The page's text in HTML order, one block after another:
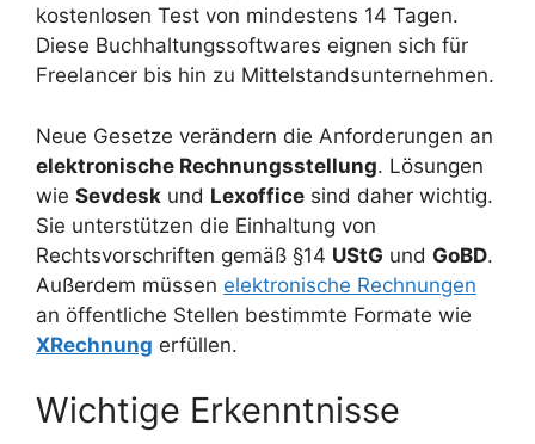
kostenlosen Test von mindestens 14 Tagen.
Diese Buchhaltungssoftwares eignen sich für
Freelancer bis hin zu Mittelstandsunternehmen.
Neue Gesetze verändern die Anforderungen an
elektronische Rechnungsstellung. Lösungen
wie Sevdesk und Lexoffice sind daher wichtig.
Sie unterstützen die Einhaltung von
Rechtsvorschriften gemäß §14 UStG und GoBD.
Außerdem müssen elektronische Rechnungen
an öffentliche Stellen bestimmte Formate wie
XRechnung erfüllen.
Wichtige Erkenntnisse